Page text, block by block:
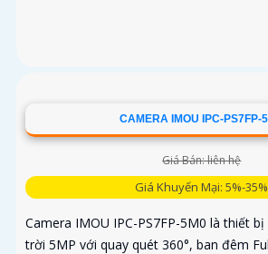
CAMERA IMOU IPC-PS7FP-
Giá Bán: liên hệ
Giá Khuyến Mại: 5%-35%
Camera IMOU IPC-PS7FP-5M0 là thiết
trời 5MP với quay quét 360°, ban đêm